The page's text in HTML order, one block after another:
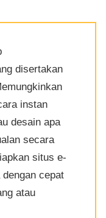
disertakan
instan
desain apa
secara
situs e-
cepat
atau